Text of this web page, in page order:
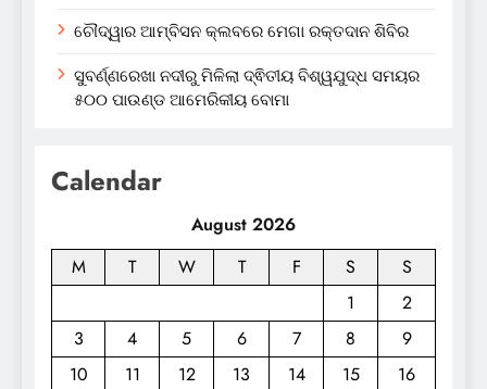
ଚୌଦ୍ୱାର ଆମ୍ବିସନ କ୍ଲବରେ ମେଗା ରକ୍ତଦାନ ଶିବିର
ସୁବର୍ଣ୍ଣରେଖା ନଦୀରୁ ମିଳିଲା ଦ୍ଵିତୀୟ ବିଶ୍ୱଯୁଦ୍ଧ ସମୟର
୫୦୦ ପାଉଣ୍ଡ ଆମେରିକୀୟ ବୋମା
Calendar
August 2026
M
T W T F S
S
1
2
3
4 5 6 7 8
9
10
11 12 13 14 15 16